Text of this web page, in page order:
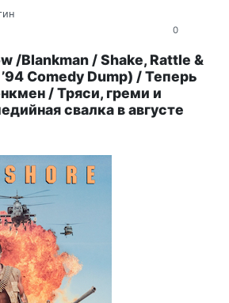
0
/Blankman / Shake, Rattle &
Comedy Dump) / Теперь
/ Тряси, греми и
свалка в августе